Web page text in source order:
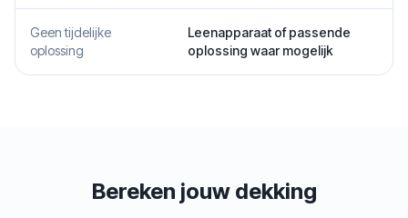
Geen tijdelijke
oplossing
Leenapparaat of passende
oplossing waar mogelijk
Bereken jouw dekking